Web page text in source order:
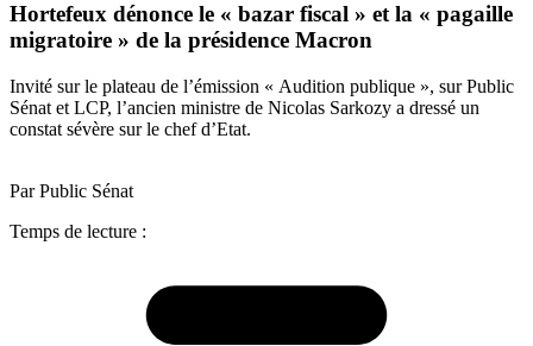
Hortefeux dénonce le « bazar fiscal » et la « pagaille
migratoire » de la présidence Macron
Invité sur le plateau de l’émission « Audition publique », sur Public
Sénat et LCP, l’ancien ministre de Nicolas Sarkozy a dressé un
constat sévère sur le chef d’Etat.
Par Public Sénat
Temps de lecture :